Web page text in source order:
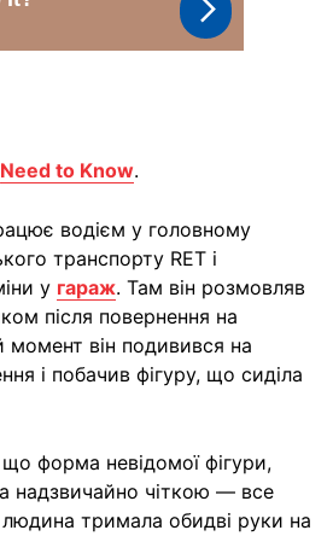
Need to Know.
водієм у головному
транспорту RET і
у гараж. Там він розмовляв
після повернення на
момент він подивився на
і побачив фігуру, що сиділа
форма невідомої фігури,
надзвичайно чіткою — все
людина тримала обидві руки на